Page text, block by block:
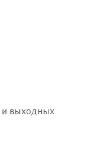
выходных